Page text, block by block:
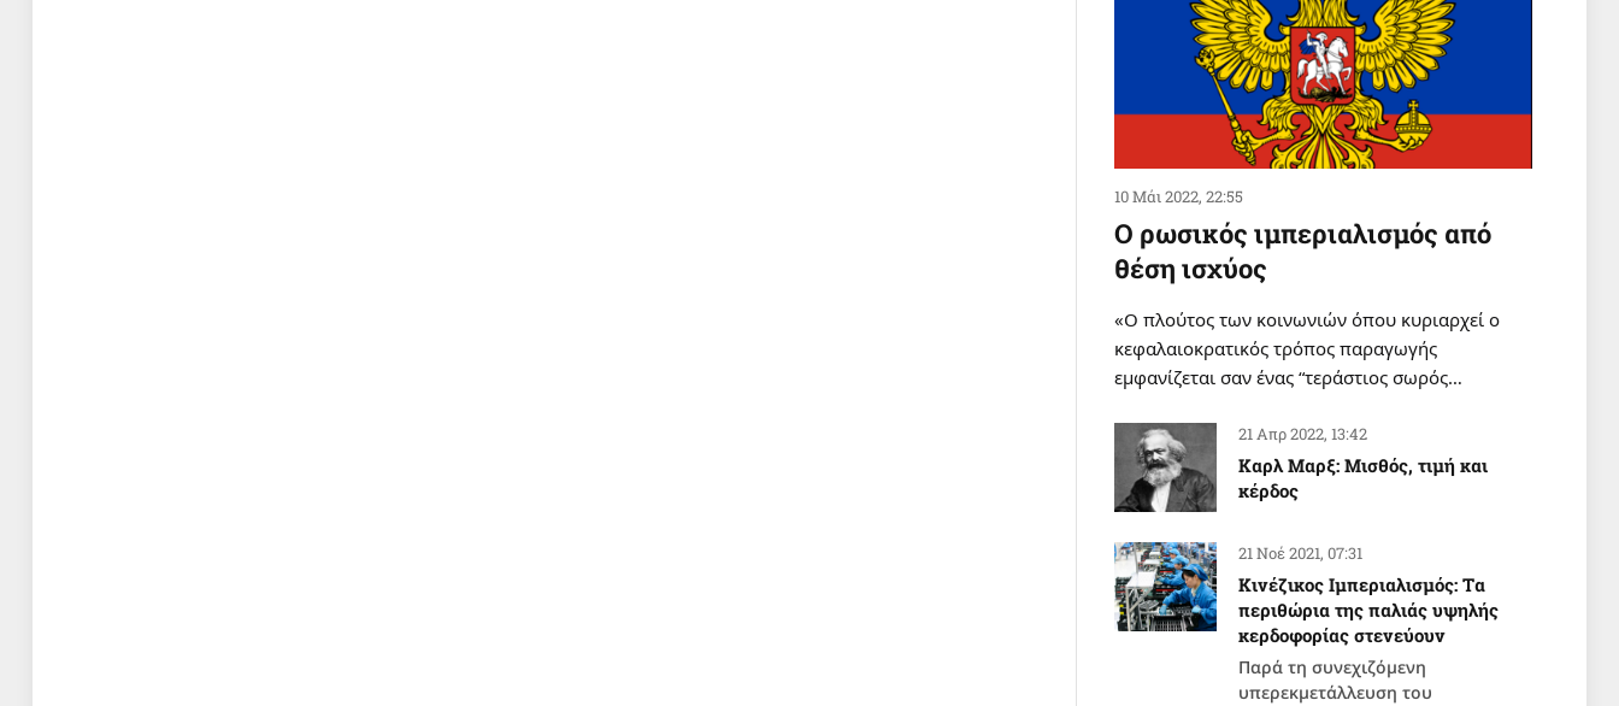
10 Μάι 2022, 22:55
Ο ρωσικός ιμπεριαλισμός από
θέση ισχύος
«Ο πλούτος των κοινωνιών όπου κυριαρχεί ο
κεφαλαιοκρατικός τρόπος παραγωγής
εμφανίζεται σαν ένας “τεράστιος σωρός…
21 Απρ 2022, 13:42
Καρλ Μαρξ: Μισθός, τιμή και
κέρδος
21 Νοέ 2021, 07:31
Κινέζικος Ιμπεριαλισμός: Tα
περιθώρια της παλιάς υψηλής
κερδοφορίας στενεύουν
Παρά τη συνεχιζόμενη
υπερεκμετάλλευση του